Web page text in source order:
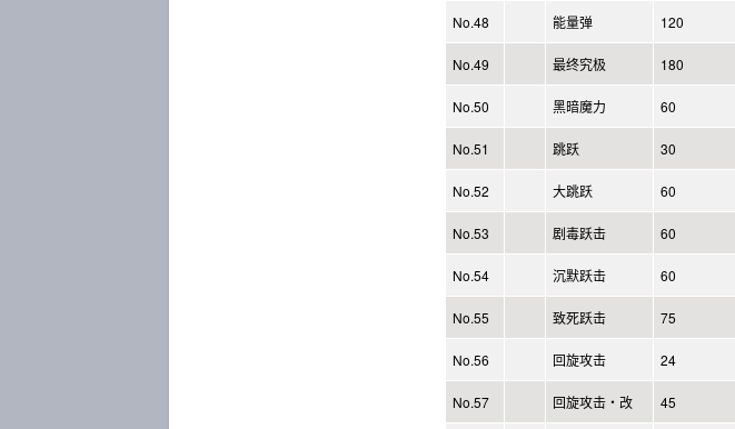
No.48 能量弹 120
No.49 最终究极 180
No.50 黑暗魔力 60
No.51 跳跃 30
No.52 大跳跃 60
No.53 剧毒跃击 60
No.54 沉默跃击 60
No.55 致死跃击 75
No.56 回旋攻击 24
No.57 回旋攻击・改 45